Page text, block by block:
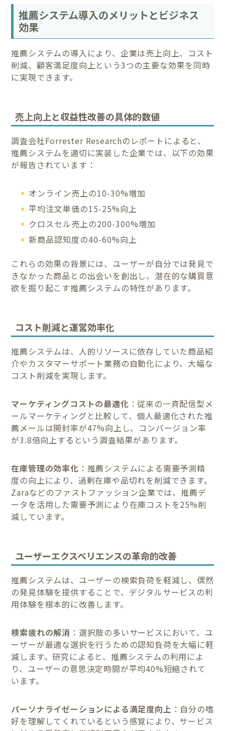
推薦システム導入のメリットとビジネス
効果
推薦システムの導入により、企業は売上向上、コスト
削減、顧客満足度向上という3つの主要な効果を同時
に実現できます。
売上向上と収益性改善の具体的数値
調査会社Forrester Researchのレポートによると、
推薦システムを適切に実装した企業では、以下の効果
が報告されています：
オンライン売上の10-30%増加
平均注文単価の15-25%向上
クロスセル売上の200-300%増加
新商品認知度の40-60%向上
これらの効果の背景には、ユーザーが自分では発見で
きなかった商品との出会いを創出し、潜在的な購買意
欲を掘り起こす推薦システムの特性があります。
コスト削減と運営効率化
推薦システムは、人的リソースに依存していた商品紹
介やカスタマーサポート業務の自動化により、大幅な
コスト削減を実現します。
マーケティングコストの最適化 ：従来の一斉配信型メ
ールマーケティングと比較して、個人最適化された推
薦メールは開封率が47%向上し、コンバージョン率
が3.8倍向上するという調査結果があります。
在庫管理の効率化 ：推薦システムによる需要予測精
度の向上により、過剰在庫や品切れを削減できます。
Zaraなどのファストファッション企業では、推薦デ
ータを活用した需要予測により在庫コストを25%削
減しています。
ユーザーエクスペリエンスの革命的改善
推薦システムは、ユーザーの検索負荷を軽減し、偶然
の発見体験を提供することで、デジタルサービスの利
用体験を根本的に改善します。
検索疲れの解消 ：選択肢の多いサービスにおいて、ユ
ーザーが最適な選択を行うための認知負荷を大幅に軽
減します。研究によると、推薦システムの利用によ
り、ユーザーの意思決定時間が平均40%短縮されて
います。
パーソナライゼーションによる満足度向上 ：自分の嗜
好を理解してくれているという感覚により、サービス